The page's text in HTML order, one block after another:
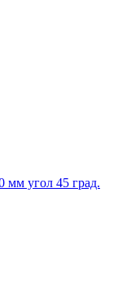
угол 45 град.